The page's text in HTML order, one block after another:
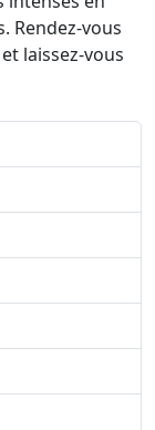
Rendez-vous
laissez-vous